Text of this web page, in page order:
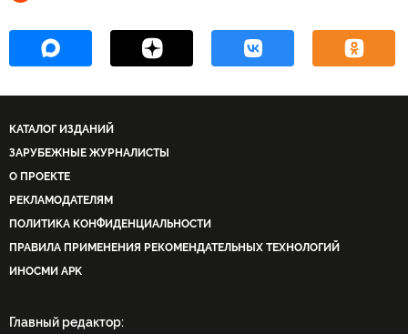
КАТАЛОГ ИЗДАНИЙ
ЗАРУБЕЖНЫЕ ЖУРНАЛИСТЫ
О ПРОЕКТЕ
РЕКЛАМОДАТЕЛЯМ
ПОЛИТИКА КОНФИДЕНЦИАЛЬНОСТИ
ПРАВИЛА ПРИМЕНЕНИЯ РЕКОМЕНДАТЕЛЬНЫХ ТЕХНОЛОГИЙ
ИНОСМИ APK
Главный редактор: